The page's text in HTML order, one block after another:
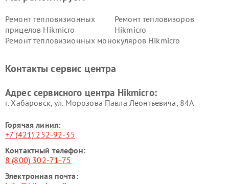
Ремонт тепловизионных
прицелов Hikmicro
Ремонт тепловизоров
Hikmicro
Ремонт тепловизионных монокуляров Hikmicro
Контакты сервис центра
Адрес сервисного центра Hikmicro:
г. Хабаровск, ул. Морозова Павла Леонтьевича, 84А
Горячая линия:
+7 (421) 252-92-35
Контактный телефон:
8 (800) 302-71-75
Электронная почта: